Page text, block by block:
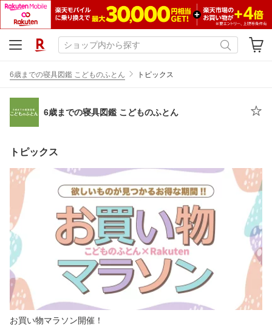
6歳までの寝具図鑑 こどものふとん トピックス
6歳までの寝具図鑑 こどものふとん
トピックス
お買い物マラソン開催！